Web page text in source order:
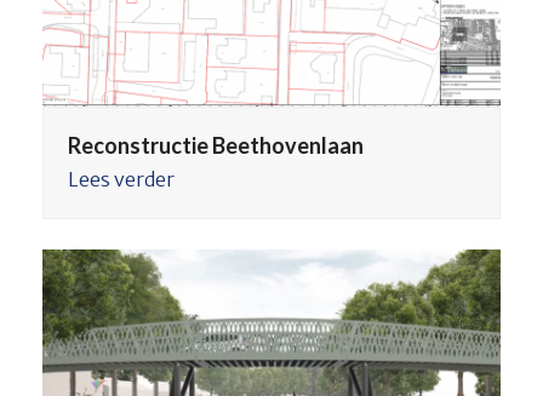
Reconstructie Beethovenlaan
Lees verder